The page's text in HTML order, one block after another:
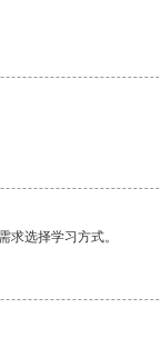
求选择学习方式。